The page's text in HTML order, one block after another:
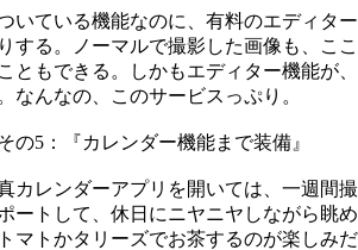
いている機能なのに、有料のエディター
する。ノーマルで撮影した画像も、ここ
ともできる。しかもエディター機能が、
なんなの、このサービスっぷり。
の5：『カレンダー機能まで装備』
カレンダーアプリを開いては、一週間撮
ートして、休日にニヤニヤしながら眺め
マトかタリーズでお茶するのが楽しみだ